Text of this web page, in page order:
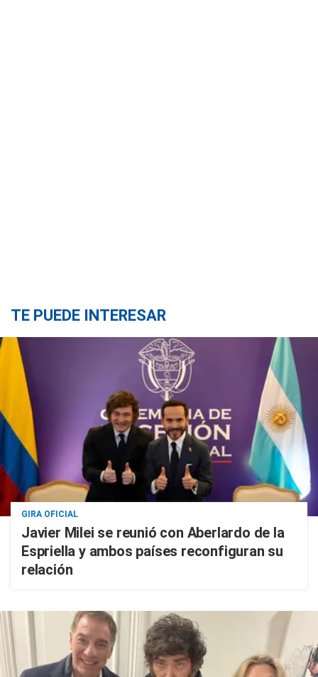
TE PUEDE INTERESAR
GIRA OFICIAL
Javier Milei se reunió con Aberlardo de la
Espriella y ambos países reconfiguran su
relación